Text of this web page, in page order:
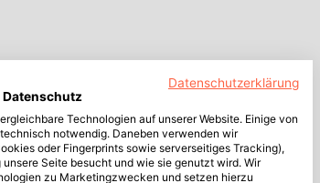
Datenschutzerklärung
Technologien auf unserer Website. Einige von
notwendig. Daneben verwenden wir
oder Fingerprints sowie serverseitiges Tracking),
Seite besucht und wie sie genutzt wird. Wir
zu Marketingzwecken und setzen hierzu